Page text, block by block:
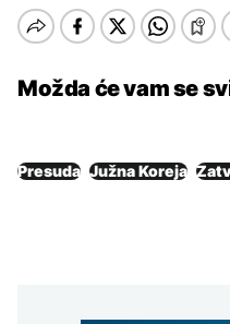
Možda će vam se
Presuda Južna Koreja